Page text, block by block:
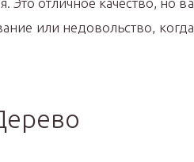
или недовольство, когда